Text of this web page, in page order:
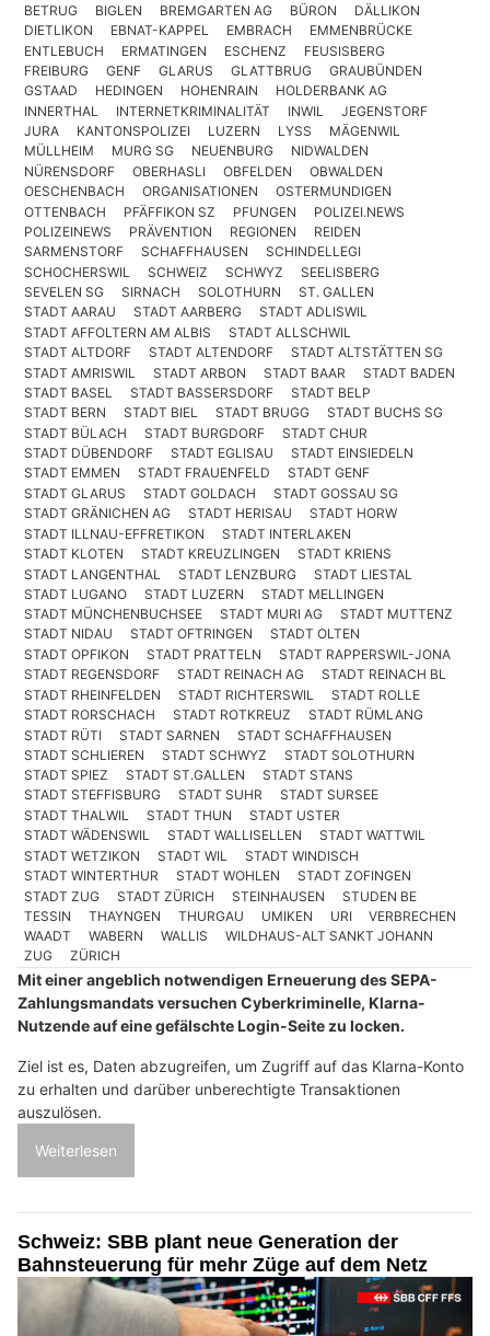
BETRUG
BIGLEN BREMGARTEN AG BÜRON
DÄLLIKON
DIETLIKON
EBNAT-KAPPEL EMBRACH
EMMENBRÜCKE
ENTLEBUCH
ERMATINGEN ESCHENZ
FEUSISBERG
FREIBURG
GENF GLARUS GLATTBRUG
GRAUBÜNDEN
GSTAAD
HEDINGEN HOHENRAIN
HOLDERBANK AG
INNERTHAL
INTERNETKRIMINALITÄT INWIL
JEGENSTORF
JURA
KANTONSPOLIZEI LUZERN LYSS
MÄGENWIL
MÜLLHEIM
MURG SG NEUENBURG
NIDWALDEN
NÜRENSDORF
OBERHASLI OBFELDEN
OBWALDEN
OESCHENBACH
ORGANISATIONEN
OSTERMUNDIGEN
OTTENBACH
PFÄFFIKON SZ PFUNGEN
POLIZEI.NEWS
POLIZEINEWS
PRÄVENTION REGIONEN
REIDEN
SARMENSTORF
SCHAFFHAUSEN
SCHINDELLEGI
SCHOCHERSWIL
SCHWEIZ SCHWYZ
SEELISBERG
SEVELEN SG
SIRNACH SOLOTHURN
ST. GALLEN
STADT AARAU
STADT AARBERG
STADT ADLISWIL
STADT AFFOLTERN AM ALBIS
STADT ALLSCHWIL
STADT ALTDORF
STADT ALTENDORF
STADT ALTSTÄTTEN SG
STADT AMRISWIL
STADT ARBON STADT BAAR
STADT BADEN
STADT BASEL
STADT BASSERSDORF
STADT BELP
STADT BERN
STADT BIEL STADT BRUGG
STADT BUCHS SG
STADT BÜLACH
STADT BURGDORF
STADT CHUR
STADT DÜBENDORF
STADT EGLISAU
STADT EINSIEDELN
STADT EMMEN
STADT FRAUENFELD
STADT GENF
STADT GLARUS
STADT GOLDACH
STADT GOSSAU SG
STADT GRÄNICHEN AG
STADT HERISAU
STADT HORW
STADT ILLNAU-EFFRETIKON
STADT INTERLAKEN
STADT KLOTEN
STADT KREUZLINGEN
STADT KRIENS
STADT LANGENTHAL
STADT LENZBURG
STADT LIESTAL
STADT LUGANO
STADT LUZERN
STADT MELLINGEN
STADT MÜNCHENBUCHSEE
STADT MURI AG
STADT MUTTENZ
STADT NIDAU
STADT OFTRINGEN
STADT OLTEN
STADT OPFIKON
STADT PRATTELN
STADT RAPPERSWIL-JONA
STADT REGENSDORF
STADT REINACH AG
STADT REINACH BL
STADT RHEINFELDEN
STADT RICHTERSWIL
STADT ROLLE
STADT RORSCHACH
STADT ROTKREUZ
STADT RÜMLANG
STADT RÜTI
STADT SARNEN
STADT SCHAFFHAUSEN
STADT SCHLIEREN
STADT SCHWYZ
STADT SOLOTHURN
STADT SPIEZ
STADT ST.GALLEN
STADT STANS
STADT STEFFISBURG
STADT SUHR
STADT SURSEE
STADT THALWIL
STADT THUN
STADT USTER
STADT WÄDENSWIL
STADT WALLISELLEN
STADT WATTWIL
STADT WETZIKON
STADT WIL
STADT WINDISCH
STADT WINTERTHUR
STADT WOHLEN
STADT ZOFINGEN
STADT ZUG
STADT ZÜRICH STEINHAUSEN
STUDEN BE
TESSIN
THAYNGEN THURGAU UMIKEN URI
VERBRECHEN
WAADT
WABERN WALLIS
WILDHAUS-ALT SANKT JOHANN
ZUG
ZÜRICH
Mit einer angeblich notwendigen Erneuerung des SEPA-
Zahlungsmandats versuchen Cyberkriminelle, Klarna-
Nutzende auf eine gefälschte Login-Seite zu locken.
Ziel ist es, Daten abzugreifen, um Zugriff auf das Klarna-Konto
zu erhalten und darüber unberechtigte Transaktionen
auszulösen.
Weiterlesen
Schweiz: SBB plant neue Generation der
Bahnsteuerung für mehr Züge auf dem Netz